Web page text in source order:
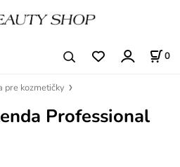
0
pre kozmetičky
Professional